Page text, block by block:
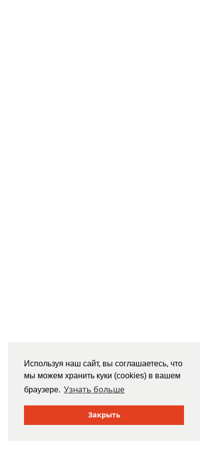
Используя наш сайт, вы соглашаетесь, что
мы можем хранить куки (cookies) в вашем
браузере. Узнать больше
Закрыть